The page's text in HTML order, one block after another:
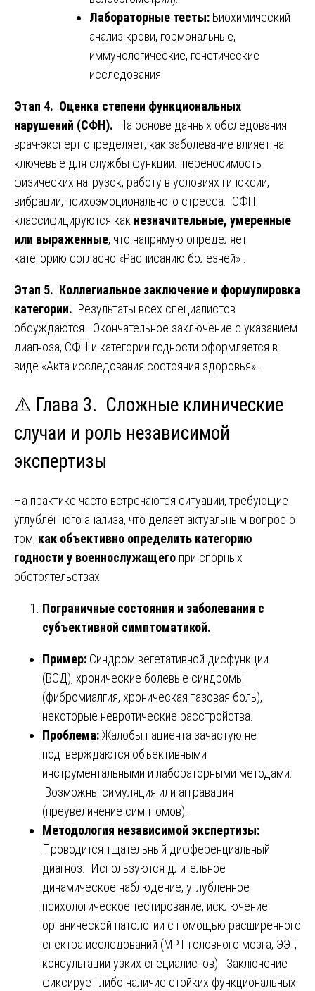
Лабораторные тесты: Биохимический
анализ крови, гормональные,
иммунологические, генетические
исследования.
Этап 4. Оценка степени функциональных
нарушений (СФН). На основе данных обследования
врач-эксперт определяет, как заболевание влияет на
ключевые для службы функции: переносимость
физических нагрузок, работу в условиях гипоксии,
вибрации, психоэмоционального стресса. СФН
классифицируются как незначительные, умеренные
или выраженные, что напрямую определяет
категорию согласно «Расписанию болезней» .
Этап 5. Коллегиальное заключение и формулировка
категории. Результаты всех специалистов
обсуждаются. Окончательное заключение с указанием
диагноза, СФН и категории годности оформляется в
виде «Акта исследования состояния здоровья» .
⚠️ Глава 3. Сложные клинические
случаи и роль независимой
экспертизы
На практике часто встречаются ситуации, требующие
углублённого анализа, что делает актуальным вопрос о
том, как объективно определить категорию
годности у военнослужащего при спорных
обстоятельствах.
Пограничные состояния и заболевания с
субъективной симптоматикой.
Пример: Синдром вегетативной дисфункции
(ВСД), хронические болевые синдромы
(фибромиалгия, хроническая тазовая боль),
некоторые невротические расстройства.
Проблема:Жалобы пациента зачастую не
подтверждаются объективными
инструментальными и лабораторными методами.
Возможны симуляция или аггравация
(преувеличение симптомов).
Методология независимой экспертизы:
Проводится тщательный дифференциальный
диагноз. Используются длительное
динамическое наблюдение, углублённое
психологическое тестирование, исключение
органической патологии с помощью расширенного
спектра исследований (МРТ головного мозга, ЭЭГ,
консультации узких специалистов). Заключение
фиксирует либо наличие стойких функциональных